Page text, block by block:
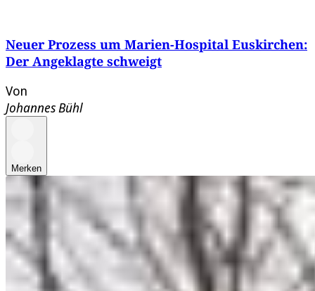
Neuer Prozess um Marien-Hospital Euskirchen:
Der Angeklagte schweigt
Von
Johannes Bühl
Merken